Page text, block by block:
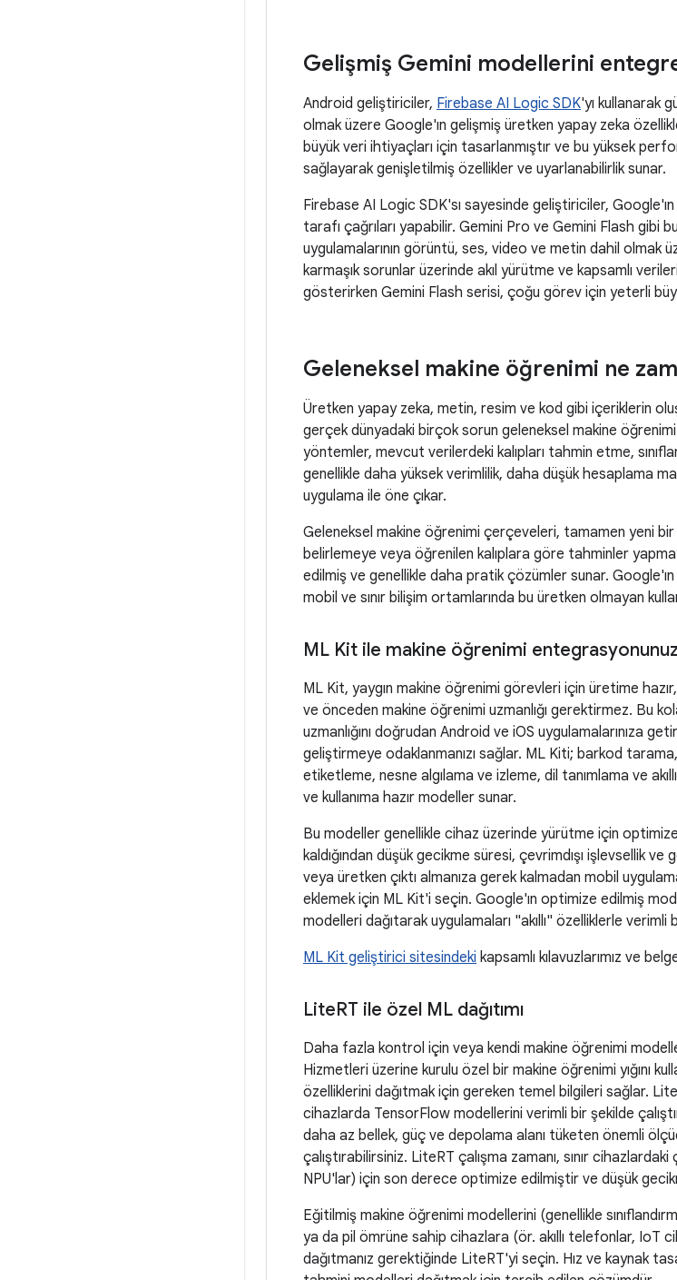
Gelişmiş Gemini modellerini
Android geliştiriciler, Firebase AI Logic SDK'yı kullanarak
olmak üzere Google'ın gelişmiş üretken yapay zeka
büyük veri ihtiyaçları için tasarlanmıştır ve bu yüksek
sağlayarak genişletilmiş özellikler ve uyarlanabilirlik sunar.
Firebase AI Logic SDK'sı sayesinde geliştiriciler,
tarafı çağrıları yapabilir. Gemini Pro ve Gemini Flash gibi
uygulamalarının görüntü, ses, video ve metin dahil olmak
karmaşık sorunlar üzerinde akıl yürütme ve kapsamlı
gösterirken Gemini Flash serisi, çoğu görev için yeterli
Geleneksel makine öğrenimi ne
Üretken yapay zeka, metin, resim ve kod gibi içeriklerin
gerçek dünyadaki birçok sorun geleneksel makine
yöntemler, mevcut verilerdeki kalıpları tahmin etme,
genellikle daha yüksek verimlilik, daha düşük hesaplama
uygulama ile öne çıkar.
Geleneksel makine öğrenimi çerçeveleri, tamamen yeni
belirlemeye veya öğrenilen kalıplara göre tahminler
edilmiş ve genellikle daha pratik çözümler sunar.
mobil ve sınır bilişim ortamlarında bu üretken olmayan
ML Kit ile makine öğrenimi
ML Kit, yaygın makine öğrenimi görevleri için üretime
ve önceden makine öğrenimi uzmanlığı gerektirmez. Bu
uzmanlığını doğrudan Android ve iOS uygulamalarınıza
geliştirmeye odaklanmanızı sağlar. ML Kiti; barkod
etiketleme, nesne algılama ve izleme, dil tanımlama ve
ve kullanıma hazır modeller sunar.
Bu modeller genellikle cihaz üzerinde yürütme için
kaldığından düşük gecikme süresi, çevrimdışı işlevsellik
veya üretken çıktı almanıza gerek kalmadan mobil
eklemek için ML Kit'i seçin. Google'ın optimize edilmiş
modelleri dağıtarak uygulamaları "akıllı" özelliklerle
ML Kit geliştirici sitesindeki kapsamlı kılavuzlarımız ve
LiteRT ile özel ML dağıtımı
Daha fazla kontrol için veya kendi makine öğrenimi
Hizmetleri üzerine kurulu özel bir makine öğrenimi yığını
özelliklerini dağıtmak için gereken temel bilgileri sağlar.
cihazlarda TensorFlow modellerini verimli bir şekilde
daha az bellek, güç ve depolama alanı tüketen önemli
çalıştırabilirsiniz. LiteRT çalışma zamanı, sınır
NPU'lar) için son derece optimize edilmiştir ve düşük
Eğitilmiş makine öğrenimi modellerini (genellikle
ya da pil ömrüne sahip cihazlara (ör. akıllı telefonlar, IoT
dağıtmanız gerektiğinde LiteRT'yi seçin. Hız ve kaynak